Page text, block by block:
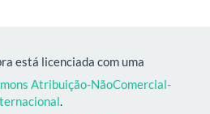
está licenciada com uma
Atribuição-NãoComercial-
.